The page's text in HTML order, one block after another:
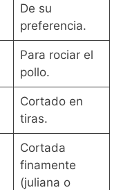
De su
preferencia.
Para rociar el
pollo.
Cortado en
tiras.
Cortada
finamente
(juliana o